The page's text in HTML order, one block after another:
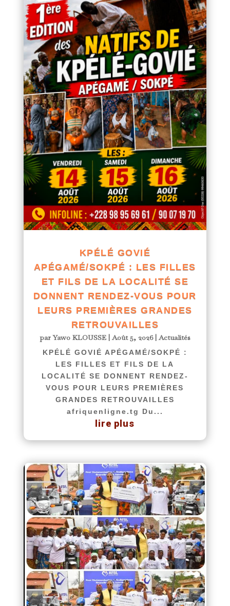
KPÉLÉ GOVIÉ
APÉGAMÉ/SOKPÉ : LES FILLES
ET FILS DE LA LOCALITÉ SE
DONNENT RENDEZ-VOUS POUR
LEURS PREMIÈRES GRANDES
RETROUVAILLES
parYawo KLOUSSE|Août 5, 2026|Actualités
KPÉLÉ GOVIÉ APÉGAMÉ/SOKPÉ :
LES FILLES ET FILS DE LA
LOCALITÉ SE DONNENT RENDEZ-
VOUS POUR LEURS PREMIÈRES
GRANDES RETROUVAILLES
afriquenligne.tg Du...
lire plus